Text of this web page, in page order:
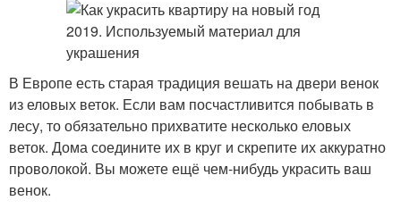
В Европе есть старая традиция вешать на двери венок
из еловых веток. Если вам посчастливится побывать в
лесу, то обязательно прихватите несколько еловых
веток. Дома соедините их в круг и скрепите их аккуратно
проволокой. Вы можете ещё чем-нибудь украсить ваш
венок.